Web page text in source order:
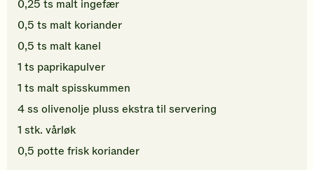
0,25 ts malt ingefær
0,5 ts malt koriander
0,5 ts malt kanel
1 ts paprikapulver
1 ts malt spisskummen
4ss olivenolje pluss ekstra til servering
1 stk. vårløk
0,5 potte frisk koriander